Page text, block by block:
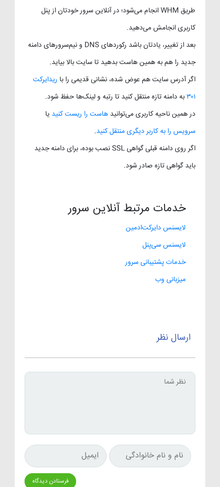
طریق WHM انجام می‌شود؛ در آنلاین سرور خودتان از پنل
کاربری انجامش می‌دهید.
بعد از تغییر، یادتان باشد رکوردهای DNS و نیم‌سرورهای دامنه
جدید را هم به همین هاست بدهید تا سایت بالا بیاید.
اگر آدرس سایت هم عوض شده، نشانی قدیمی را با ریدایرکت
۳۰۱به دامنه تازه منتقل کنید تا رتبه و لینک‌ها حفظ شود.
در همین ناحیه کاربری می‌توانید هاست را ریست کنید یا
سرویس را به کاربر دیگری منتقل کنید.
اگر روی دامنه قبلی گواهی SSL نصب بوده، برای دامنه جدید
باید گواهی تازه صادر شود.
خدمات مرتبط آنلاین سرور
لایسنس دایرکت‌ادمین
لایسنس سی‌پنل
خدمات پشتیبانی سرور
میزبانی وب
ارسال نظر